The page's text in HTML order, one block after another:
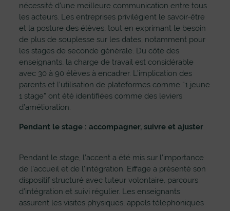
nécessité d’une meilleure communication entre tous
les acteurs. Les entreprises privilégient le savoir-être
et la posture des élèves, tout en exprimant le besoin
de plus de souplesse sur les dates, notamment pour
les stages de seconde générale. Du côté des
enseignants, la charge de travail est considérable
avec 30 à 90 élèves à encadrer. L’implication des
parents et l’utilisation de plateformes comme “1 jeune
1 stage” ont été identifiées comme des leviers
d’amélioration.
Pendant le stage : accompagner, suivre et ajuster
Pendant le stage, l’accent a été mis sur l’importance
de l’accueil et de l’intégration. Eiffage a présenté son
dispositif structuré avec tuteur volontaire, parcours
d’intégration et suivi régulier. Les enseignants
assurent les visites physiques, appels téléphoniques